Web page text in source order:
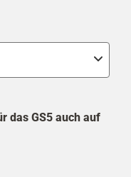
das GS5 auch auf